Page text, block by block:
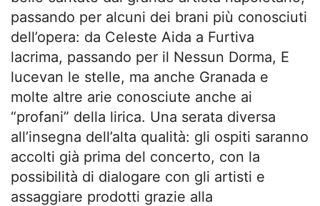
passando per alcuni dei brani più conosciuti
dell’opera: da Celeste Aida a Furtiva
lacrima, passando per il Nessun Dorma, E
lucevan le stelle, ma anche Granada e
molte altre arie conosciute anche ai
“profani” della lirica. Una serata diversa
all’insegna dell’alta qualità: gli ospiti saranno
accolti già prima del concerto, con la
possibilità di dialogare con gli artisti e
assaggiare prodotti grazie alla